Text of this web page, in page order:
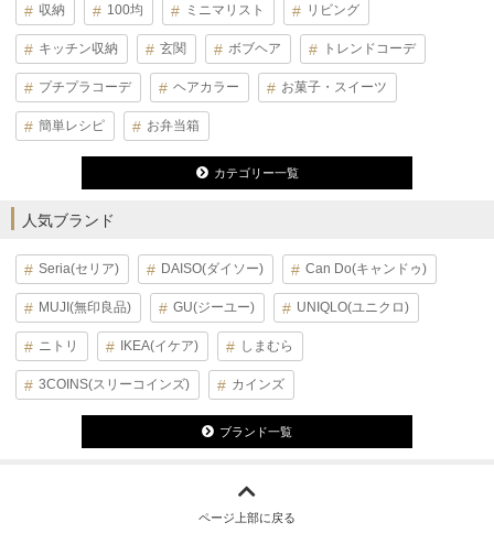
収納 100均 ミニマリスト リビング
キッチン収納 玄関 ボブヘア トレンドコーデ
プチプラコーデ ヘアカラー お菓子・スイーツ
簡単レシピ お弁当箱
カテゴリー一覧
人気ブランド
Seria(セリア) DAISO(ダイソー) Can Do(キャンドゥ)
MUJI(無印良品) GU(ジーユー) UNIQLO(ユニクロ)
ニトリ IKEA(イケア) しまむら
3COINS(スリーコインズ) カインズ
ブランド一覧
ページ上部に戻る